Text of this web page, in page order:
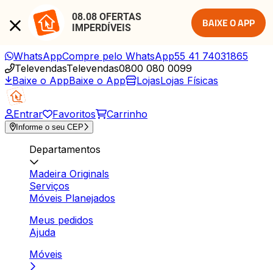
08.08 OFERTAS
IMPERDÍVEIS
BAIXE O APP
WhatsAppCompre pelo WhatsApp55 41 74031865
TelevendasTelevendas0800 080 0099
Baixe o AppBaixe o App LojasLojas Físicas
Entrar Favoritos Carrinho
Informe o seu CEP
Departamentos
Madeira Originals
Serviços
Móveis Planejados
Meus pedidos
Ajuda
Móveis